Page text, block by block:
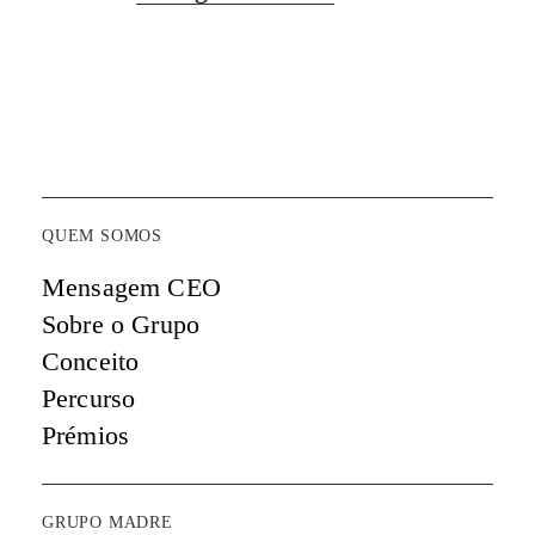
QUEM SOMOS
Mensagem CEO
Sobre o Grupo
Conceito
Percurso
Prémios
GRUPO MADRE